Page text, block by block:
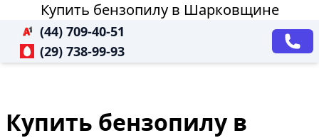
Купить бензопилу в Шарковщине
(44) 709-40-51
(29) 738-99-93
Купить бензопилу в